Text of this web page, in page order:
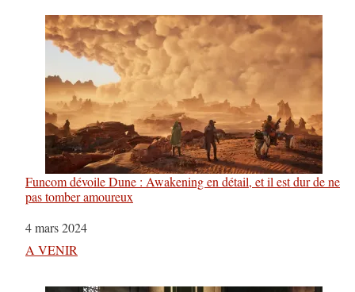
Funcom dévoile Dune : Awakening en détail, et il est dur de ne
pas tomber amoureux
Date
4 mars 2024
Par rapport à
A VENIR